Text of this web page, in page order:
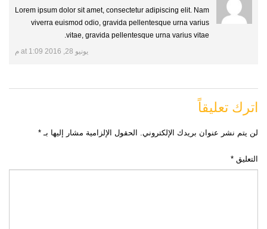
Lorem ipsum dolor sit amet, consectetur adipiscing elit. Nam
viverra euismod odio, gravida pellentesque urna varius
vitae, gravida pellentesque urna varius vitae.
يونيو 28, 2016 at 1:09 م
اترك تعليقاً
لن يتم نشر عنوان بريدك الإلكتروني. الحقول الإلزامية مشار إليها بـ *
التعليق *